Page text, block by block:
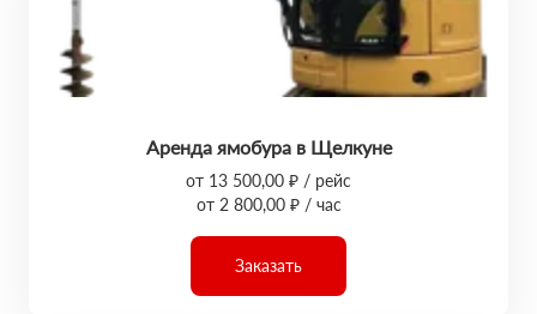
Аренда ямобура в Щелкуне
от 13 500,00 ₽ / рейс
от 2 800,00 ₽ / час
Заказать